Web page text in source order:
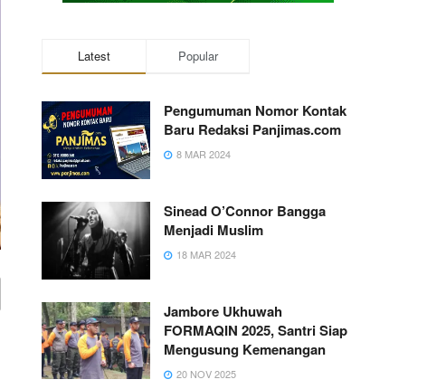
Latest Popular
Pengumuman Nomor Kontak
Baru Redaksi Panjimas.com
8 MAR 2024
Sinead O’Connor Bangga
Menjadi Muslim
18 MAR 2024
Jambore Ukhuwah
FORMAQIN 2025, Santri Siap
Mengusung Kemenangan
20 NOV 2025